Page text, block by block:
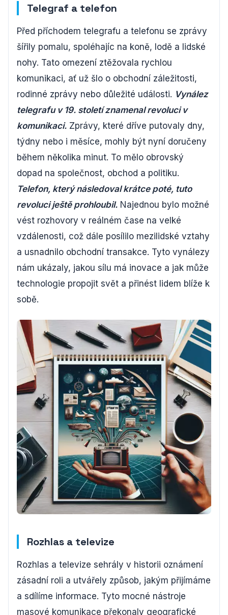
Telegraf a telefon
Před příchodem telegrafu a telefonu se zprávy
šířily pomalu, spoléhajíc na koně, lodě a lidské
nohy. Tato omezení ztěžovala rychlou
komunikaci, ať už šlo o obchodní záležitosti,
rodinné zprávy nebo důležité události. Vynález
telegrafu v 19. století znamenal revoluci v
komunikaci. Zprávy, které dříve putovaly dny,
týdny nebo i měsíce, mohly být nyní doručeny
během několika minut. To mělo obrovský
dopad na společnost, obchod a politiku.
Telefon, který následoval krátce poté, tuto
revoluci ještě prohloubil. Najednou bylo možné
vést rozhovory v reálném čase na velké
vzdálenosti, což dále posílilo mezilidské vztahy
a usnadnilo obchodní transakce. Tyto vynálezy
nám ukázaly, jakou sílu má inovace a jak může
technologie propojit svět a přinést lidem blíže k
sobě.
Rozhlas a televize
Rozhlas a televize sehrály v historii oznámení
zásadní roli a utvářely způsob, jakým přijímáme
a sdílíme informace. Tyto mocné nástroje
masové komunikace překonaly geografické